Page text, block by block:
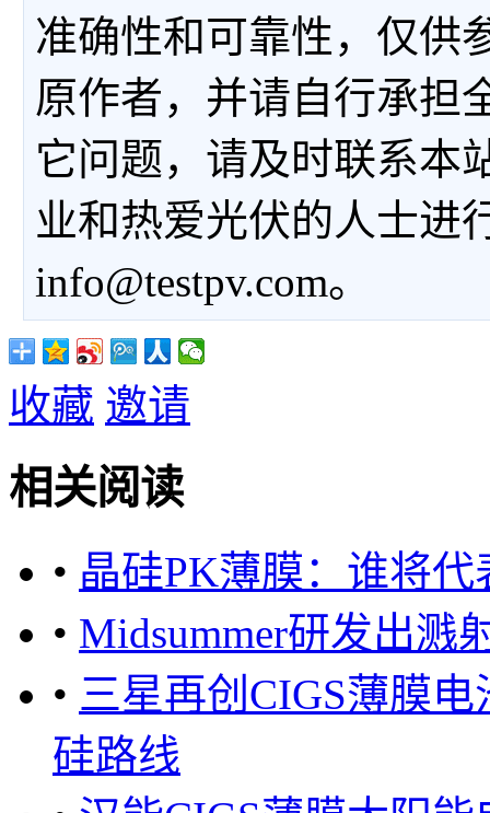
准确性和可靠性，仅供
原作者，并请自行承担
它问题，请及时联系本
业和热爱光伏的人士进
info@testpv.com。
收藏 邀请
相关阅读
• 晶硅PK薄膜：谁将
• Midsummer研发出溅
• 三星再创CIGS薄膜
硅路线